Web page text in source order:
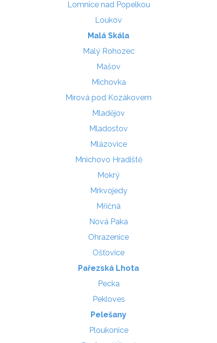
Lomnice nad Popelkou
Loukov
Malá Skála
Malý Rohozec
Mašov
Michovka
Mírová pod Kozákovem
Mladějov
Mladostov
Mlázovice
Mnichovo Hradiště
Mokrý
Mrkvojedy
Mříčná
Nová Paka
Ohrazenice
Ošťovice
Pařezská Lhota
Pecka
Pekloves
Pelešany
Ploukonice